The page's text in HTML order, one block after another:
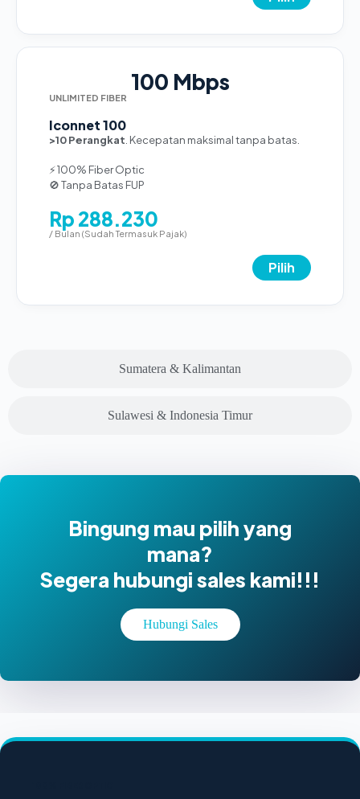
Sumatera & Kalimantan
Sulawesi & Indonesia Timur
100 Mbps
UNLIMITED FIBER
Iconnet 100
>10 Perangkat . Kecepatan maksimal tanpa batas.
⚡ 100% Fiber Optic
🚫 Tanpa Batas FUP
Rp 288.230
/ Bulan (Sudah Termasuk Pajak)
Pilih
Bingung mau pilih yang
mana?
Segera hubungi sales kami!!!
Hubungi Sales